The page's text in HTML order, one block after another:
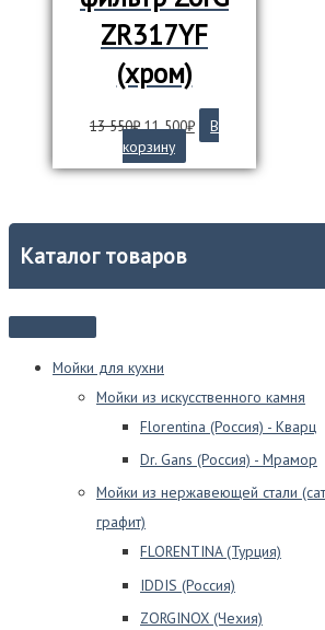
Каталог товаров
Мойки для кухни
Мойки из искусственного камня
Florentina (Россия) - Кварц
Dr. Gans (Россия) - Мрамор
Мойки из нержавеющей стали
графит)
FLORENTINA (Турция)
IDDIS (Россия)
ZORGINOX (Чехия)
ZR317YF
(хром)
13 550₽ Первоначальная
цена
составляла
11 500₽Текущая
цена:
11
В
корзину